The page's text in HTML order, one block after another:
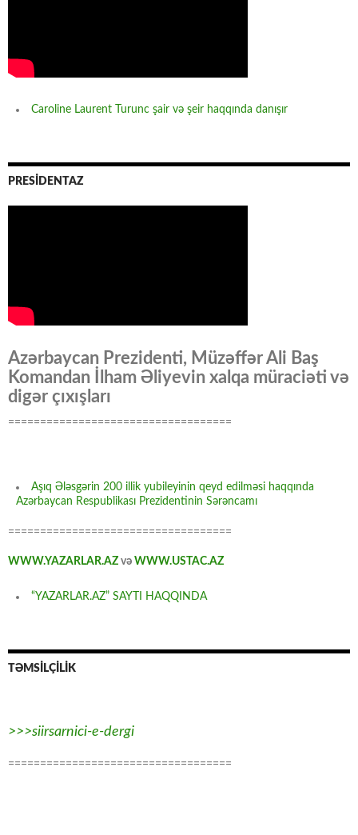
Caroline Laurent Turunc şair və şeir haqqında danışır
PRESİDENTAZ
Azərbaycan Prezidenti, Müzəffər Ali Baş
Komandan İlham Əliyevin xalqa müraciəti və
digər çıxışları
===================================
Aşıq Ələsgərin 200 illik yubileyinin qeyd edilməsi haqqında
Azərbaycan Respublikası Prezidentinin Sərəncamı
===================================
WWW.YAZARLAR.AZ və WWW.USTAC.AZ
“YAZARLAR.AZ” SAYTI HAQQINDA
TƏMSİLÇİLİK
>>>siirsarnici-e-dergi
===================================